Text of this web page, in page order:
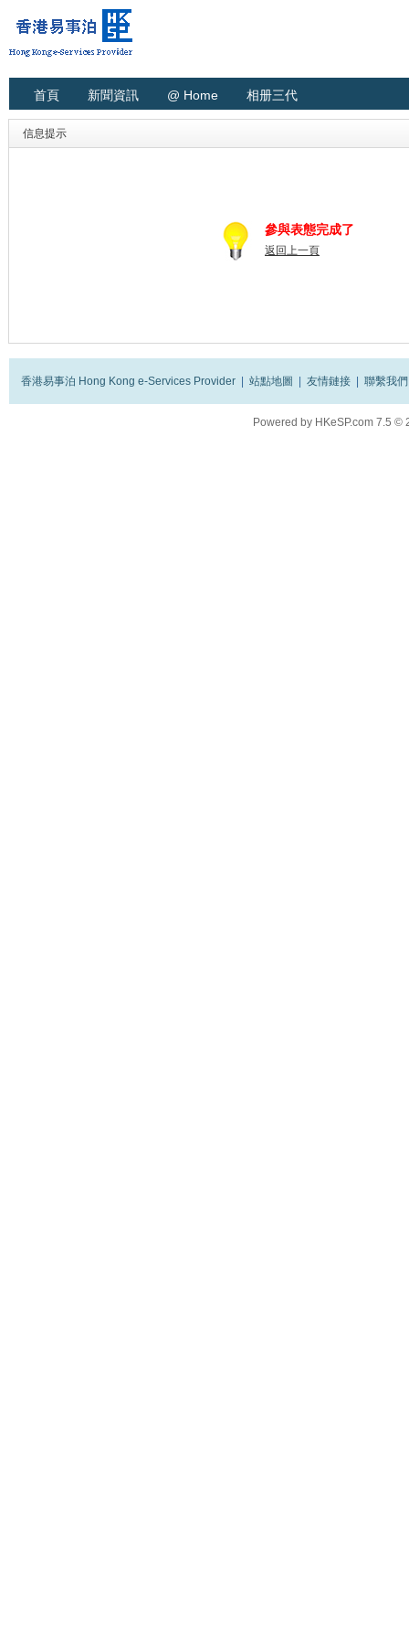
首頁 新聞資訊 @ Home 相册三代
信息提示
參與表態完成了
返回上一頁
香港易事泊 Hong Kong e-Services Provider 站點地圖 友情鏈接 聯繫我們
Powered by HKeSP.com 7.5 ©